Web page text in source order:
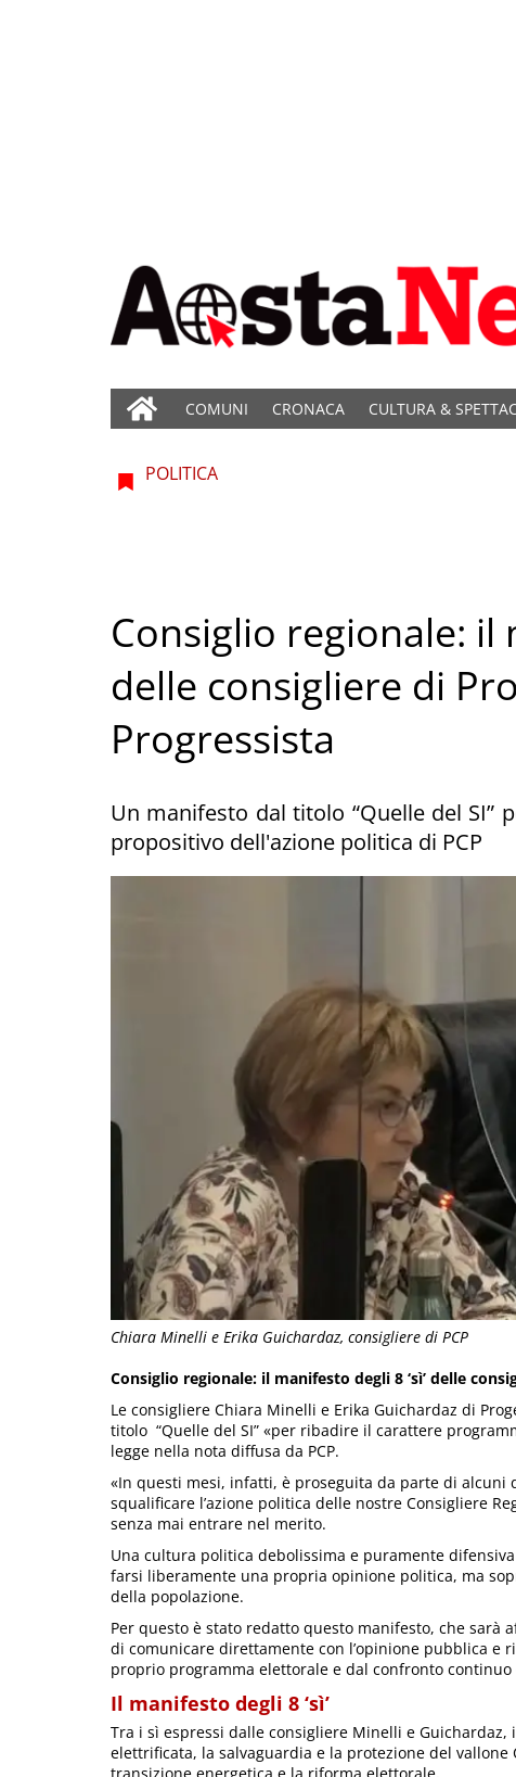
COMUNI CRONACA CULTURA &
Chiara Minelli e Erika Guichardaz, consigliere di PCP
POLITICA
Consiglio regionale: il
delle consigliere di
Progressista
Un manifesto dal titolo “Quelle del
propositivo dell'azione politica di PCP
Consiglio regionale: il manifesto degli 8 ‘sì’ delle
Le consigliere Chiara Minelli e Erika Guichardaz di
titolo “Quelle del SI” «per ribadire il carattere
legge nella nota diffusa da PCP.
«In questi mesi, infatti, è proseguita da parte di alcuni
squalificare l’azione politica delle nostre Consigliere
senza mai entrare nel merito.
Una cultura politica debolissima e puramente
farsi liberamente una propria opinione politica, ma
della popolazione.
Per questo è stato redatto questo manifesto, che sarà
di comunicare direttamente con l’opinione pubblica e
proprio programma elettorale e dal confronto continuo
Il manifesto degli 8 ‘sì’
Tra i sì espressi dalle consigliere Minelli e
elettrificata, la salvaguardia e la protezione del